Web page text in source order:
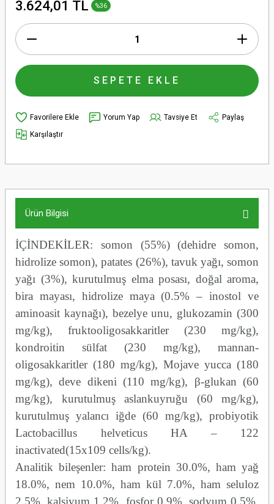
3.624,01 TL %36
SEPETE EKLE
Yorum Yap Tavsiye Et
Paylaş
Karşılaştır
Ürün Bilgisi
İÇİNDEKİLER: somon (55%) (dehidre somon,
hidrolize somon), patates (26%), tavuk yağı, somon
yağı (3%), kurutulmuş elma posası, doğal aroma,
bira mayası, hidrolize maya (0.5% – inostol ve
aminoasit kaynağı), bezelye unu, glukozamin (300
mg/kg), fruktooligosakkaritler (230 mg/kg),
kondroitin sülfat (230 mg/kg), mannan-
oligosakkaritler (180 mg/kg), Mojave yucca (180
mg/kg), deve dikeni (110 mg/kg), β-glukan (60
mg/kg), kurutulmuş aslankuyruğu (60 mg/kg),
kurutulmuş yalancı iğde (60 mg/kg), probiyotik
Lactobacillus helveticus HA – 122
inactivated(15x109 cells/kg).
Analitik bileşenler: ham protein 30.0%, ham yağ
18.0%, nem 10.0%, ham kül 7.0%, ham seluloz
2.5%, kalsiyum 1.2%, fosfor 0.9%, sodyum 0.5%,